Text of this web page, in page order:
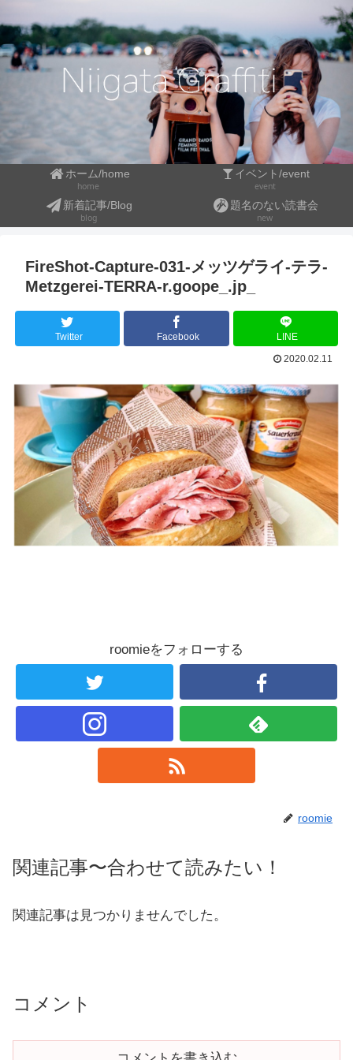
ホーム/home
home
イベント/event
event
新着記事/Blog
blog
題名のない読書会
new
FireShot-Capture-031-メッツゲライ-テラ-
Metzgerei-TERRA-r.goope_.jp_
Twitter Facebook
LINE
2020.02.11
roomieをフォローする
roomie
関連記事〜合わせて読みたい！
関連記事は見つかりませんでした。
コメント